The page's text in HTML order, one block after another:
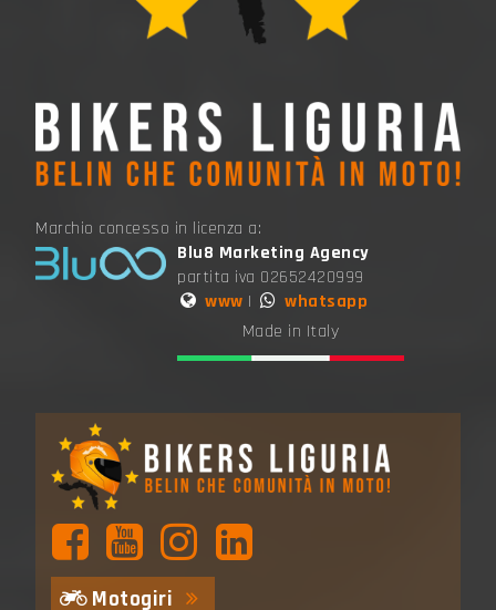
Marchio concesso in licenza a:
Blu8 Marketing Agency
partita iva 02652420999
www |
whatsapp
Made in Italy
Motogiri